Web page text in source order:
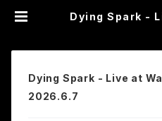
Dying Spark -
Dying Spark - Live at
2026.6.7